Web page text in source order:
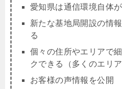
愛知県は通信環境自体
新たな基地局開設の情
る
個々の住所やエリアで
クできる（多くのエリ
お客様の声情報を公開